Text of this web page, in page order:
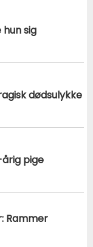
sig
dødsulykke
årig pige
Rammer